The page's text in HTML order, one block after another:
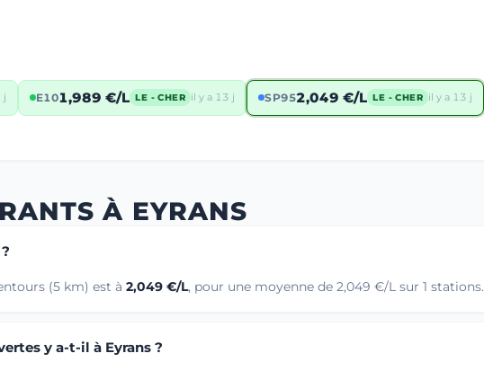
j E101,989 €/L LE - CHER il y a 13 j SP952,049 €/L LE - CHER il y a 13 j
À EYRANS
(5 km) est à 2,049 €/L, pour une moyenne de 2,049 €/L sur 1 stations.
y a-t-il à Eyrans ?